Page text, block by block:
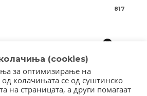
817
(cookies)
за оптимизирање на
колачињата се од суштинско
на страницата, а други помагаат